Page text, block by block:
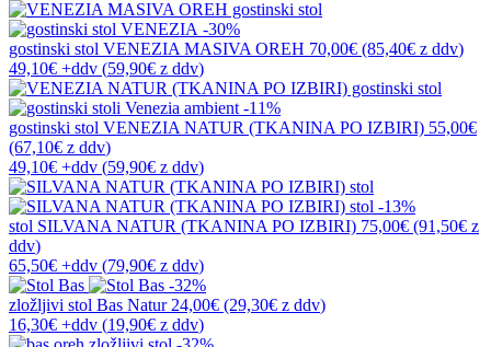
-30%
gostinski stol VENEZIA MASIVA OREH 70,00€ (85,40€ z ddv)
49,10€ +ddv (59,90€ z ddv)
-11%
gostinski stol VENEZIA NATUR (TKANINA PO IZBIRI) 55,00€
(67,10€ z ddv)
49,10€ +ddv (59,90€ z ddv)
-13%
stol SILVANA NATUR (TKANINA PO IZBIRI) 75,00€ (91,50€ z
ddv)
65,50€ +ddv (79,90€ z ddv)
-32%
zložljivi stol Bas Natur 24,00€ (29,30€ z ddv)
16,30€ +ddv (19,90€ z ddv)